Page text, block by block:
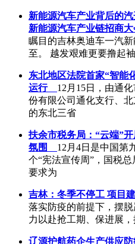
新能源汽车产业背后的
新能源汽车产业链招商
瞩目的吉林奥迪车一汽
至。 越发艰难更要撸起
东北地区法院首家“智能
运行
12月15日，由通
份有限公司通化支行、
的东北三省
扶余市税务局：“云端”
氛围
12月4日是中国第
个“宪法宣传周”，国税
要求为
吉林：冬季不停工 项目
落实防疫的前提下，摆
力以赴抢工期、保进展
辽源护航药企生产供应